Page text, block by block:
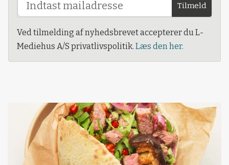
Tilmeld
Ved tilmelding af nyhedsbrevet accepterer du L-
Mediehus A/S privatlivspolitik. Læs den her.